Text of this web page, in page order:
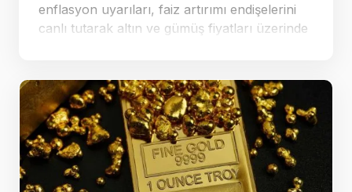
enflasyon uyarıları, faiz artırımı endişelerini
canlı tutarak altın ve gümüş fiyatları üzerinde